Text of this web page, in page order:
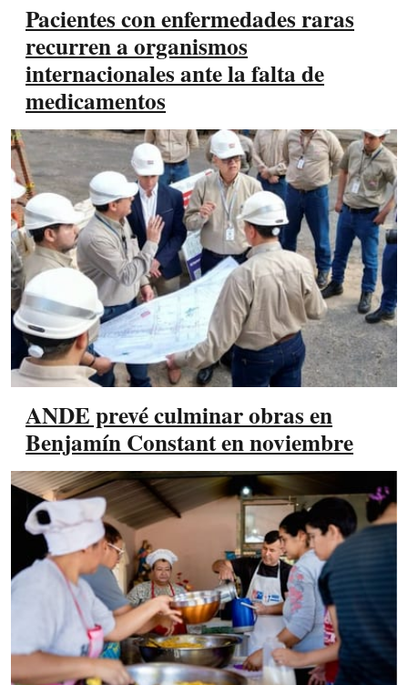
Pacientes con enfermedades raras
recurren a organismos
internacionales ante la falta de
medicamentos
ANDE prevé culminar obras en
Benjamín Constant en noviembre